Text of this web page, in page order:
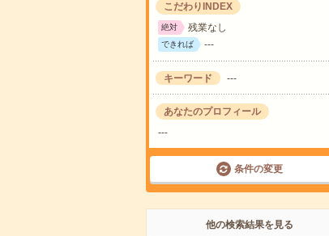
こだわりINDEX
絶対 残業なし
できれば ---
キーワード ---
あなたのプロフィール
---
条件の変更
他の検索結果を見る